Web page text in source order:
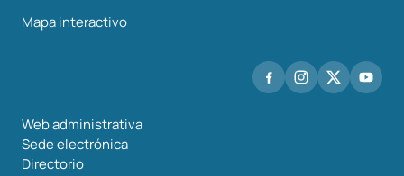
Mapa interactivo
Web administrativa
Sede electrónica
Directorio